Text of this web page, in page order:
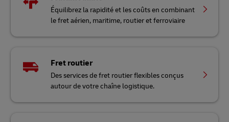
Équilibrez la rapidité et les coûts en combinant
le fret aérien, maritime, routier et ferroviaire
Fret routier
Des services de fret routier flexibles conçus
autour de votre chaîne logistique.